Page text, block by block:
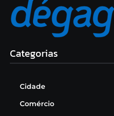
Categorias
Cidade
Comércio